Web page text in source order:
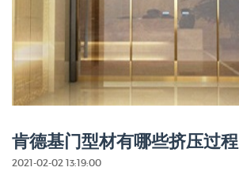
肯德基门型材有哪些挤压过程
2021-02-02 13:19:00